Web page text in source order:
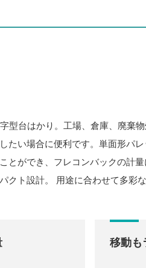
型台はかり。工場、倉庫、廃棄
たい場合に便利です。単面形パ
とができ、フレコンバックの計
ト設計。 用途に合わせて多彩
移動も